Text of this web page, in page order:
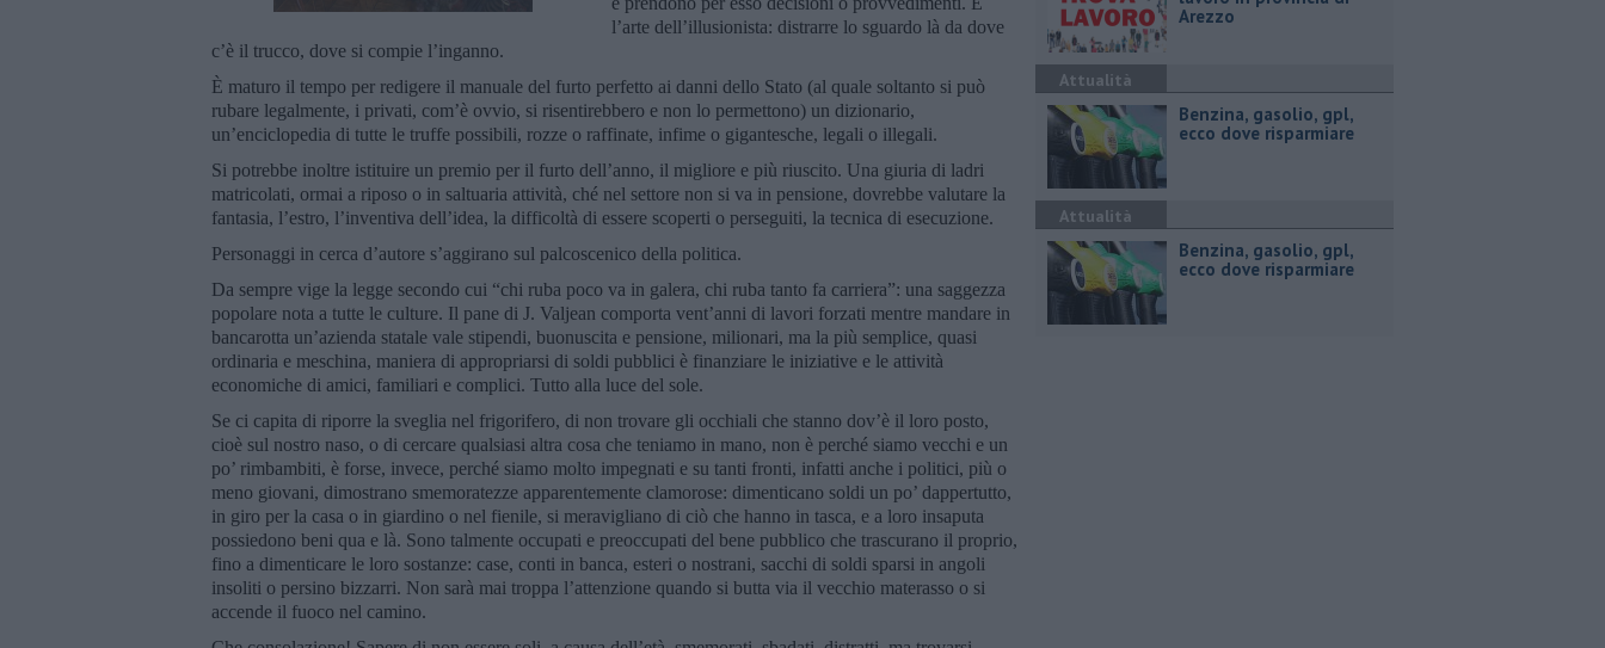
l’arte dell’illusionista: distrarre lo sguardo là da dove
c’è il trucco, dove si compie l’inganno.
È maturo il tempo per redigere il manuale del furto perfetto ai danni dello Stato (al quale soltanto si può
rubare legalmente, i privati, com’è ovvio, si risentirebbero e non lo permettono) un dizionario,
un’enciclopedia di tutte le truffe possibili, rozze o raffinate, infime o gigantesche, legali o illegali.
Si potrebbe inoltre istituire un premio per il furto dell’anno, il migliore e più riuscito. Una giuria di ladri
matricolati, ormai a riposo o in saltuaria attività, ché nel settore non si va in pensione, dovrebbe valutare la
fantasia, l’estro, l’inventiva dell’idea, la difficoltà di essere scoperti o perseguiti, la tecnica di esecuzione.
Personaggi in cerca d’autore s’aggirano sul palcoscenico della politica.
Da sempre vige la legge secondo cui “chi ruba poco va in galera, chi ruba tanto fa carriera”: una saggezza
popolare nota a tutte le culture. Il pane di J. Valjean comporta vent’anni di lavori forzati mentre mandare in
bancarotta un’azienda statale vale stipendi, buonuscita e pensione, milionari, ma la più semplice, quasi
ordinaria e meschina, maniera di appropriarsi di soldi pubblici è finanziare le iniziative e le attività
economiche di amici, familiari e complici. Tutto alla luce del sole.
Se ci capita di riporre la sveglia nel frigorifero, di non trovare gli occhiali che stanno dov’è il loro posto,
cioè sul nostro naso, o di cercare qualsiasi altra cosa che teniamo in mano, non è perché siamo vecchi e un
po’ rimbambiti, è forse, invece, perché siamo molto impegnati e su tanti fronti, infatti anche i politici, più o
meno giovani, dimostrano smemoratezze apparentemente clamorose: dimenticano soldi un po’ dappertutto,
in giro per la casa o in giardino o nel fienile, si meravigliano di ciò che hanno in tasca, e a loro insaputa
possiedono beni qua e là. Sono talmente occupati e preoccupati del bene pubblico che trascurano il proprio,
fino a dimenticare le loro sostanze: case, conti in banca, esteri o nostrani, sacchi di soldi sparsi in angoli
insoliti o persino bizzarri. Non sarà mai troppa l’attenzione quando si butta via il vecchio materasso o si
accende il fuoco nel camino.
Arezzo
Attualità
​Benzina, gasolio, gpl,
ecco dove risparmiare
Attualità
​Benzina, gasolio, gpl,
ecco dove risparmiare